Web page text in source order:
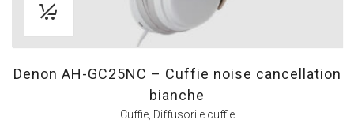
Denon AH-GC25NC – Cuffie noise cancellation
bianche
Cuffie, Diffusori e cuffie